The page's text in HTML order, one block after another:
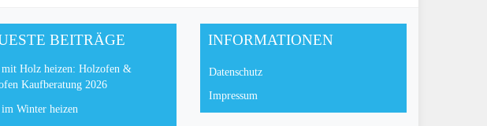
BEITRÄGE
Holz heizen: Holzofen &
Kaufberatung 2026
Winter heizen
INFORMATIONEN
Datenschutz
Impressum